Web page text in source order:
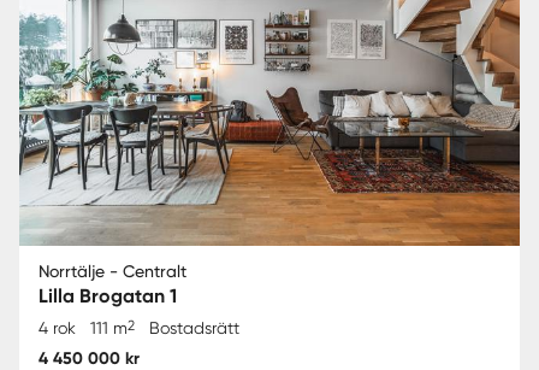
Norrtälje - Centralt
Lilla Brogatan 1
4 rok 111 m2 Bostadsrätt
4 450 000 kr